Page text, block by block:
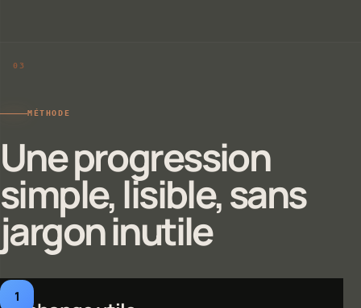
MÉTHODE
Une progression
simple, lisible, sans
jargon inutile